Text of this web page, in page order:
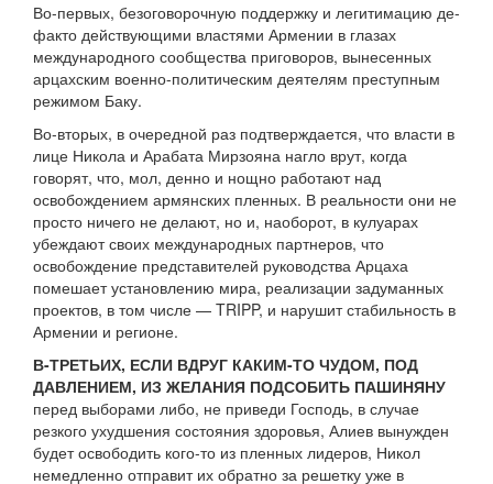
Во-первых, безоговорочную поддержку и легитимацию де-
факто действующими властями Армении в глазах
международного сообщества приговоров, вынесенных
арцахским военно-политическим деятелям преступным
режимом Баку.
Во-вторых, в очередной раз подтверждается, что власти в
лице Никола и Арабата Мирзояна нагло врут, когда
говорят, что, мол, денно и нощно работают над
освобождением армянских пленных. В реальности они не
просто ничего не делают, но и, наоборот, в кулуарах
убеждают своих международных партнеров, что
освобождение представителей руководства Арцаха
помешает установлению мира, реализации задуманных
проектов, в том числе — TRIPP, и нарушит стабильность в
Армении и регионе.
В-ТРЕТЬИХ, ЕСЛИ ВДРУГ КАКИМ-ТО ЧУДОМ, ПОД
ДАВЛЕНИЕМ, ИЗ ЖЕЛАНИЯ ПОДСОБИТЬ ПАШИНЯНУ
перед выборами либо, не приведи Господь, в случае
резкого ухудшения состояния здоровья, Алиев вынужден
будет освободить кого-то из пленных лидеров, Никол
немедленно отправит их обратно за решетку уже в